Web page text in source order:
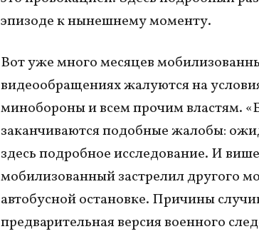
эпизоде к нынешнему моменту.
Вот уже много месяцев
видеообращениях жалуются на
минобороны и всем прочим властям.
заканчиваются подобные жалобы:
здесь подробное исследование. И
мобилизованный застрелил другого
автобусной остановке. Причины
предварительная версия военного